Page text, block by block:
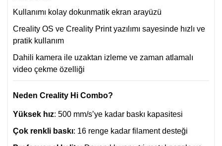
Kullanımı kolay dokunmatik ekran arayüzü
Creality OS ve Creality Print yazılımı sayesinde hızlı ve
pratik kullanım
Dahili kamera ile uzaktan izleme ve zaman atlamalı
video çekme özelliği
Neden Creality Hi Combo?
Yüksek hız: 500 mm/s’ye kadar baskı kapasitesi
Çok renkli baskı: 16 renge kadar filament desteği